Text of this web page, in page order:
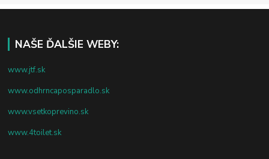
NAŠE ĎALŠIE WEBY:
www.jtf.sk
www.odhrncaposparadlo.sk
www.vsetkoprevino.sk
www.4toilet.sk